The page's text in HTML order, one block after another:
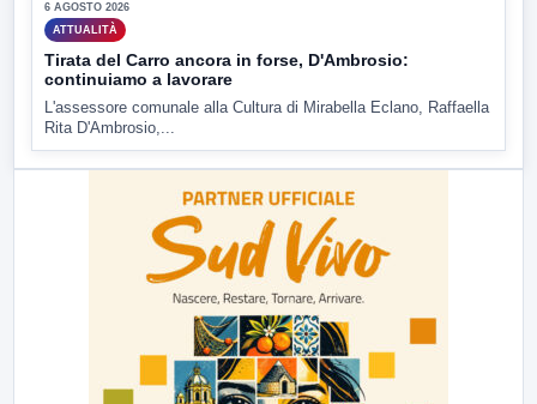
6 AGOSTO 2026
ATTUALITÀ
Tirata del Carro ancora in forse, D'Ambrosio:
continuiamo a lavorare
L'assessore comunale alla Cultura di Mirabella Eclano, Raffaella
Rita D'Ambrosio,...